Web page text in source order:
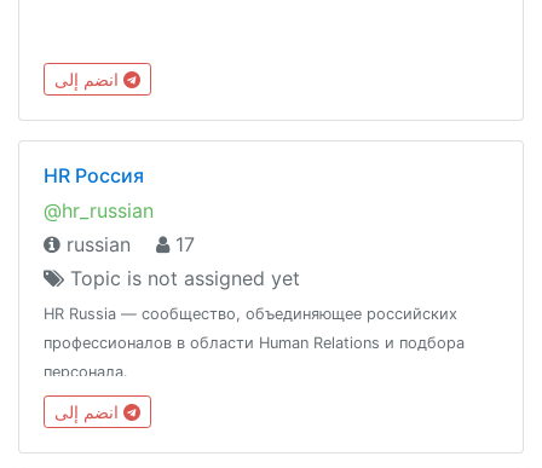
HR Россия
@hr_russian
russian
17
Topic is not assigned yet
HR Russia — сообщество, объединяющее российских
профессионалов в области Human Relations и подбора
персонала.